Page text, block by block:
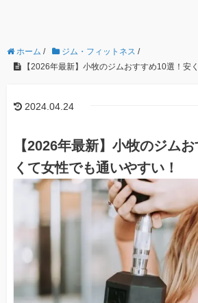
ホーム / ジム・フィットネス /
【2026年最新】小牧のジムおすすめ10選！安
2024.04.24
【2026年最新】小牧のジム
くて女性でも通いやすい！